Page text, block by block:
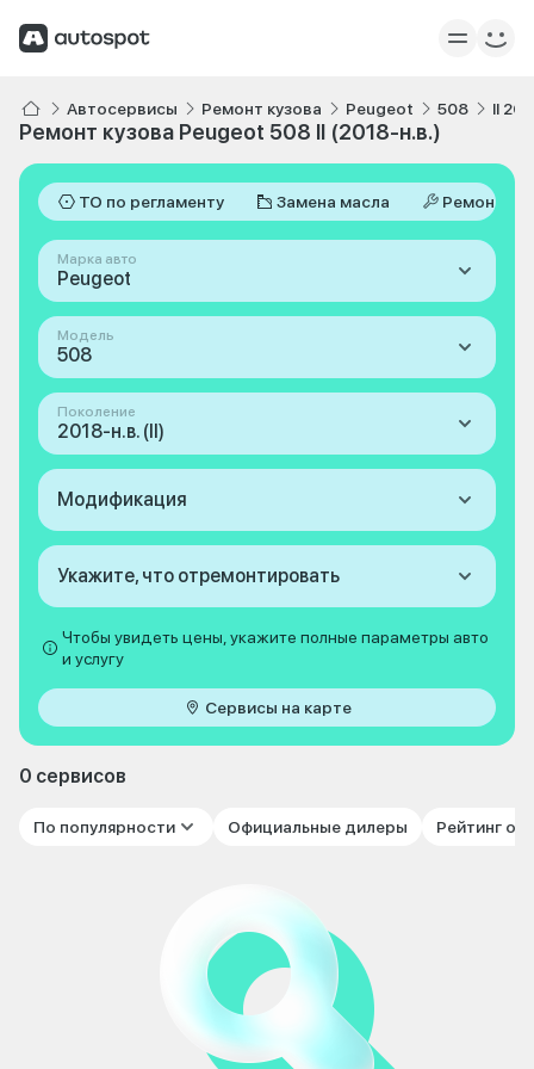
Автосервисы Ремонт кузова Peugeot 508 II
Ремонт кузова Peugeot 508 II (2018-н.в.)
ТО по регламенту Замена масла Ремонт
Марка авто
Peugeot
Модель
508
Поколение
2018-н.в. (II)
Модификация
Укажите, что отремонтировать
Чтобы увидеть цены, укажите полные параметры авто
и услугу
Сервисы на карте
0 сервисов
По популярности Официальные дилеры Рейтинг